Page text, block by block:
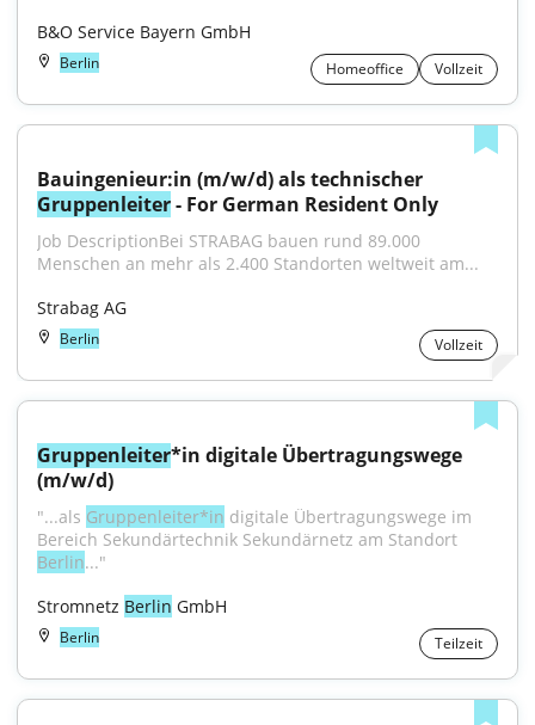
B&O Service Bayern GmbH
Berlin Homeoffice Vollzeit
Gruppenleiter - For German Resident Only
Job DescriptionBei STRABAG bauen rund 89.000
Menschen an mehr als 2.400 Standorten weltweit am...
Strabag AG
Berlin Vollzeit
Gruppenleiter*in digitale Übertragungswege
(m/w/d)
"...als Gruppenleiter*in digitale Übertragungswege im
Berlin..."
Stromnetz Berlin GmbH
Berlin Teilzeit